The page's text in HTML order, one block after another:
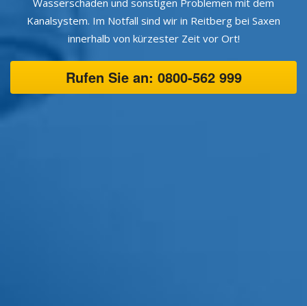
Wasserschaden und sonstigen Problemen mit dem
Kanalsystem. Im Notfall sind wir in Reitberg bei Saxen
innerhalb von kürzester Zeit vor Ort!
Rufen Sie an: 0800-562 999